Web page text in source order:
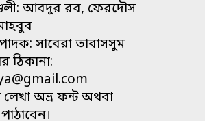
আবদুর রব, ফেরদৌস
সাবেরা তাবাসসুম
ঠিকানা:
অভ্র ফন্ট অথবা